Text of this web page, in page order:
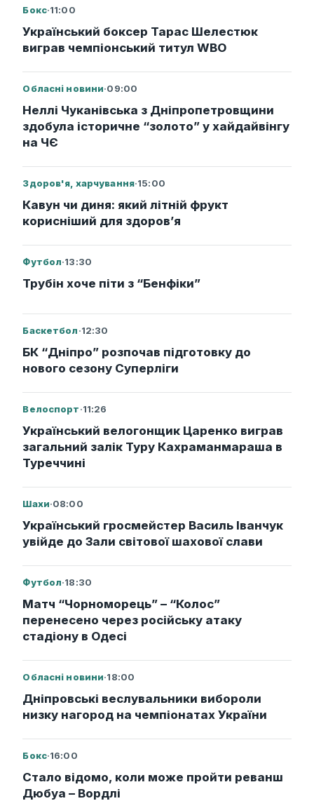
Бокс·11:00
Український боксер Тарас Шелестюк
виграв чемпіонський титул WBO
Обласні новини·09:00
Неллі Чуканівська з Дніпропетровщини
здобула історичне “золото” у хайдайвінгу
на ЧЄ
Здоров'я, харчування·15:00
Кавун чи диня: який літній фрукт
корисніший для здоров’я
Футбол·13:30
Трубін хоче піти з “Бенфіки”
Баскетбол·12:30
БК “Дніпро” розпочав підготовку до
нового сезону Суперліги
Велоспорт·11:26
Український велогонщик Царенко виграв
загальний залік Туру Кахраманмараша в
Туреччині
Шахи·08:00
Український гросмейстер Василь Іванчук
увійде до Зали світової шахової слави
Футбол·18:30
Матч “Чорноморець” – “Колос”
перенесено через російську атаку
стадіону в Одесі
Обласні новини·18:00
Дніпровські веслувальники вибороли
низку нагород на чемпіонатах України
Бокс·16:00
Стало відомо, коли може пройти реванш
Дюбуа – Вордлі